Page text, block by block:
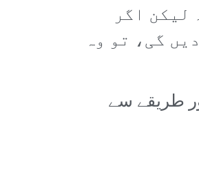
لیکن اگر
گی، تو وہ
طریقے سے